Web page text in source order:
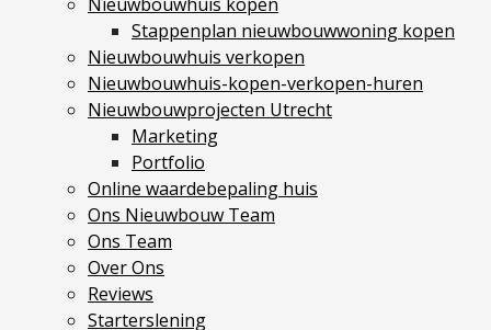
Vestiging Vianen
Vestiging Maarssen
Inloggen MOVE
Stappenplan nieuwbouwwoning kopen
Nieuwbouwhuis verkopen
Nieuwbouwhuis-kopen-verkopen-huren
Nieuwbouwprojecten Utrecht
Marketing
Portfolio
Online waardebepaling huis
Ons Nieuwbouw Team
Ons Team
Over Ons
Reviews
Starterslening